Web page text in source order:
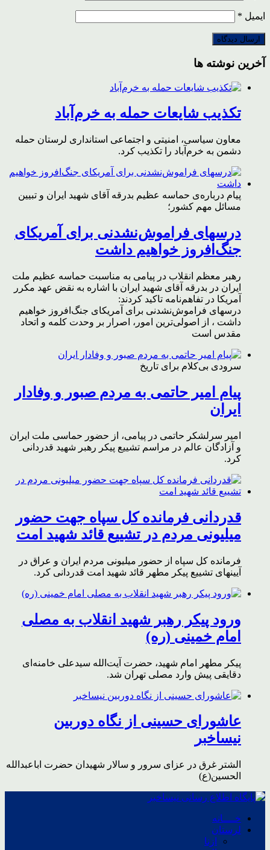
ایمیل *
آخرین نوشته ها
تکذیب شایعات حمله به خرم‌آباد
معاون سیاسی، امنیتی و اجتماعی استانداری لرستان حمله
دشمن به خرم‌آباد را تکذیب کرد.
پیام درباره‌ی حماسه عظیم بدرقه آقای شهید ایران و تبیین
مسائل مهم کشور؛
درسهای فراموش‌نشدنی برای آمریکای
جنگ‌افروز خواهیم داشت
رهبر معظم انقلاب در پیامی به مناسبت حماسه عظیم ملت
ایران در بدرقه آقای شهید ایران با اشاره به نقض عهد مکرر
آمریکا در تفاهم‌نامه تاکید کردند:
درسهای فراموش‌نشدنی برای آمریکای جنگ‌افروز خواهیم
داشت ، از اصولی‌ترین امور، اصرار بر وحدت کلمه و اتحاد
مقدس است
سرودی بی‌کلام برای تاریخ
پیام امیر حاتمی به مردم صبور و وفادار
ایران
امیر سرلشکر حاتمی در پیامی، از حضور حماسی ملت ایران
و آزادگان عالم در مراسم تشییع پیکر رهبر شهید قدردانی
کرد.
قدردانی فرمانده کل سپاه جهت حضور
میلیونی مردم در تشییع قائد شهید امت
فرمانده کل سپاه از حضور میلیونی مردم ایران و عراق در
آیینهای تشییع پیکر مطهر قائد شهید امت قدردانی کرد.
ورود پیکر رهبر شهید انقلاب به مصلی
امام خمینی (ره)
پیکر مطهر امام شهید،‌ حضرت آیت‌الله سیدعلی خامنه‌ای
دقایقی پیش وارد مصلی تهران شد.
عاشورای حسینی از نگاه دوربین
نیساخبر
الشتر غرق در عزای سرور و سالار شهیدان حضرت اباعبدالله
الحسین(ع)
خــــانه
لرستان
ازنا